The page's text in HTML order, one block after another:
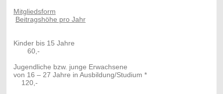
Mitgliedsform
Beitragshöhe pro Jahr
Kinder bis 15 Jahre
60,-
Jugendliche bzw. junge Erwachsene
von 16 – 27 Jahre in Ausbildung/Studium *
120,-